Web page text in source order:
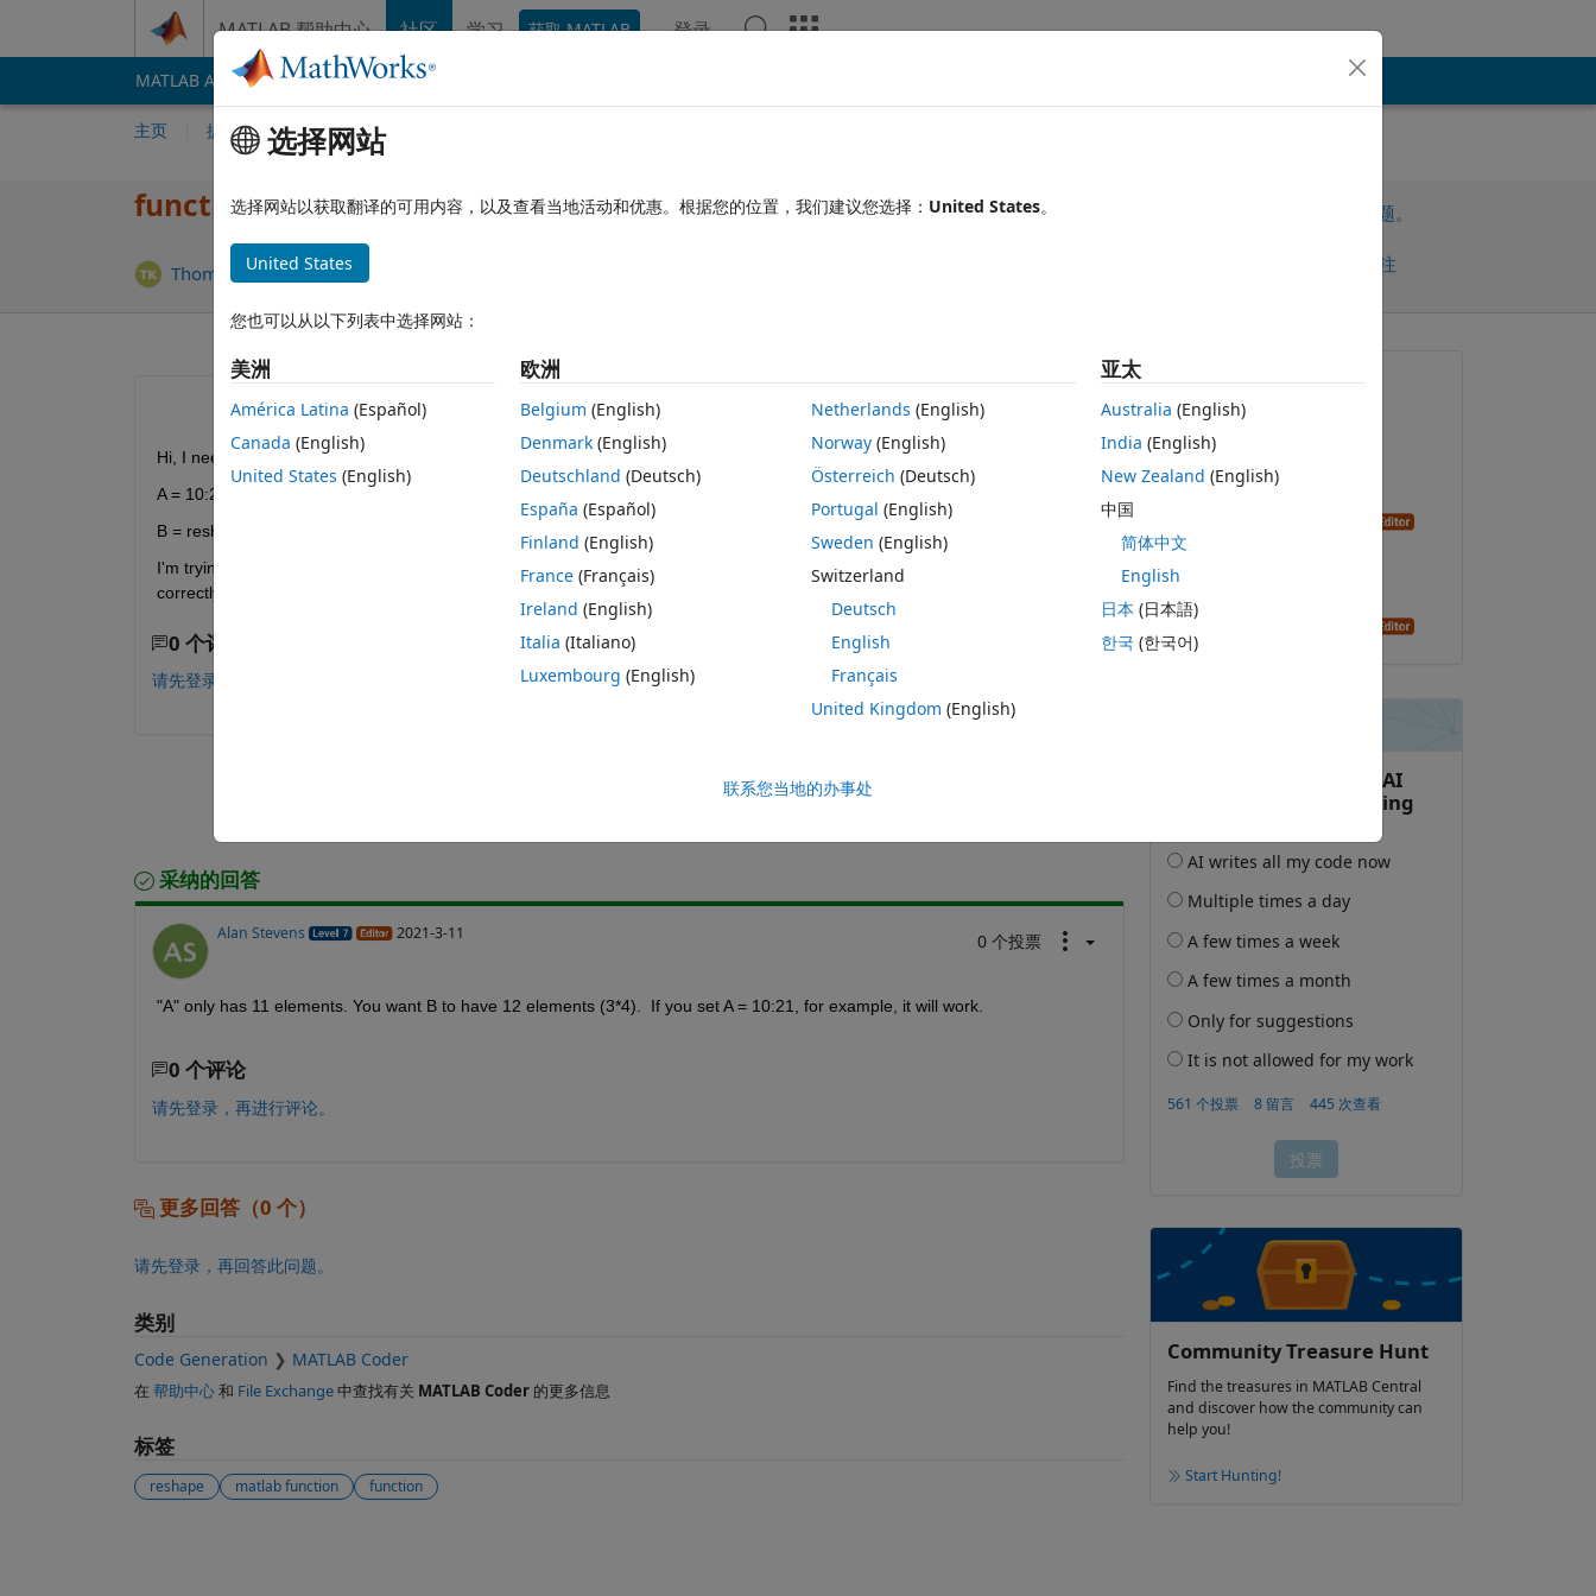
MATLAB 帮助中心 社区 学习 获取 MATLAB 登录
MATLAB Answers File Exchange
主页 提问 回答 浏览
function reshape creating matrix
Thomas Kozinski 2021 3 11
请先登录，再回答此问题。
请先登录再关注
0 个投票
Hi, I need to use the reshape command to create a 3 × 4 matrix and fill it with the next values starting from 10.
A = 10:20;
B = reshape(A,[3,4])
I'm trying to do it with what command but I get an error: To RESHAPE the number of elements must not change. How to do it
correctly?
0 个评论
请先登录，再进行评论。
采纳的回答
Alan Stevens 2021-3-11 0 个投票
"A" only has 11 elements. You want B to have 12 elements (3*4).  If you set A = 10:21, for example, it will work.
0 个评论
请先登录，再进行评论。
更多回答（0 个）
请先登录，再回答此问题。
类别
Code Generation MATLAB Coder
在 帮助中心和 File Exchange中查找有关 MATLAB Coder的更多信息
标签
reshape matlab function function
提问:
Thomas Kozinski
2021-3-11
回答：
2021-3-11
Community Treasure Hunt
Find the treasures in MATLAB Central
and discover how the community can
help you!
Start Hunting!
选择网站
选择网站以获取翻译的可用内容，以及查看当地活动和优惠。根据您的位置，我们建议您选择： United States。
United States
您也可以从以下列表中选择网站：
美洲
América Latina (Español)
Canada (English)
United States (English)
欧洲
Belgium (English)
Denmark (English)
Deutschland (Deutsch)
España (Español)
Finland (English)
France (Français)
Ireland (English)
Italia (Italiano)
Luxembourg (English)
Netherlands (English)
Norway(English)
Österreich (Deutsch)
Portugal (English)
Sweden (English)
Switzerland
Deutsch
English
Français
United Kingdom (English)
亚太
Australia (English)
India (English)
New Zealand (English)
中国
简体中文
English
日本 (日本語)
한국 (한국어)
联系您当地的办事处